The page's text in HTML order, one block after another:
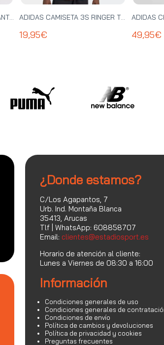
ADIDAS PANTALON TRACK PANT - KE0869 ADIDAS CAMISETA 3S RINGER TEE - KF0416
19,95€ 49,95€
¿Donde estamos?
C/Los Agapantos, 7
Urb. Ind. Montaña Blanca
35413, Arucas
Tlf | WhatsApp: 608858707
Email: clientes@estadiosport.es
Horario de atención al cliente:
Lunes a Viernes de 08:30 a 16:00
Información
Condiciones generales de uso
Condiciones generales de
Condiciones de envío
Política de cambios y devoluciones
Política de privacidad y cookies
Preguntas frecuentes